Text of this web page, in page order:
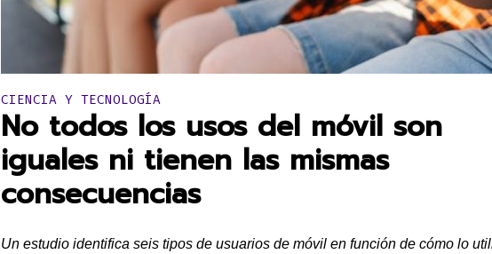
Publicado en:
CIENCIA Y TECNOLOGÍA
No todos los usos del móvil son
iguales ni tienen las mismas
consecuencias
Un estudio identifica seis tipos de usuarios de móvil en función de cómo lo